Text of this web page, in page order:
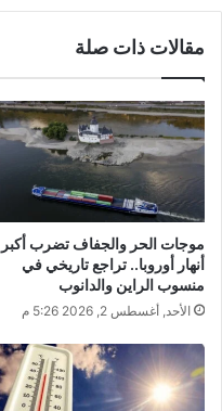
مقالات ذات صلة
موجات الحر والجفاف تضرب أكبر
أنهار أوروبا.. تراجع تاريخي في
منسوب الراين والدانوب
الأحد, أغسطس 2, 2026 5:26 م